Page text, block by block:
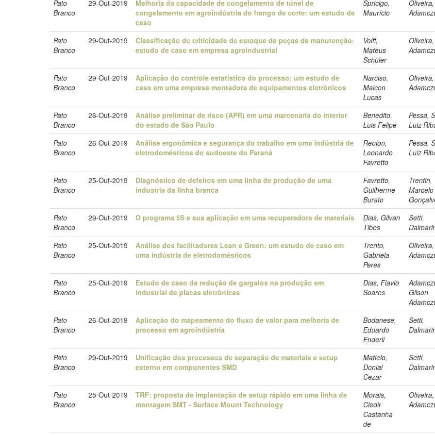
Pato
Branco
29-Out-2019
Melhoria da capacidade de congelamento de túnel de
congelamento em agroindústria do frango de corte: um estudo de
caso
Spricigo,
Maurício
Pato
Branco
29-Out-2019
Classificação de criticidade de estoque de peças de manutenção:
estudo de caso em empresa agroindustrial
Volff,
Mateus
Schüler
Pato
Branco
29-Out-2019
Aplicação do controle estatístico do processo: um estudo de
caso em uma empresa montadora de equipamentos eletrônicos
Narciso,
Maicon
Lucas
Pato
Branco
26-Out-2019
Análise preliminar de risco (APR) em uma marcenaria do interior
do estado de São Paulo
Benedito,
Luis Felipe
Pessa,
Luiz
Pato
Branco
26-Out-2019
Análise ergonômica e segurança do trabalho em uma indústria de
eletrodomésticos do sudoeste do Paraná
Reolon,
Leonardo
Favretto
Pessa,
Luiz
Pato
Branco
25-Out-2019
Diagnóstico de defeitos em uma linha de produção de uma
industria da linha branca
Favretto,
Guilherme
Burato
Trentin,
Marcelo
Pato
Branco
29-Out-2019 O programa 5S e sua aplicação em uma recuperadora de materiais
Dias, Gilvan
Tibes
Setti,
Pato
Branco
25-Out-2019
Análise dos facilitadores Lean e Green: um estudo de caso em
uma indústria de eletrodomésticos
Trento,
Gabriela
Peres
Pato
Branco
25-Out-2019
Estudo de caso da redução de gargalos na produção em
industrial de placas eletrônicas
Dias, Flavio
Soares
Gilson
Pato
Branco
26-Out-2019
Aplicação do mapeamento do fluxo de valor para melhoria de
processo em agroindústria
Bodanese,
Eduardo
Enderli
Setti,
Pato
Branco
29-Out-2019
Unificação dos processos de separação de materiais e setup
externo em componentes SMD
Matielo,
Donlai
Cezar
Setti,
Pato
Branco
25-Out-2019
TRF: proposta de implantação de setup rápido em uma linha de
montagem SMT - Surface Mount Technology
Morais,
Cledir
Castanha
de